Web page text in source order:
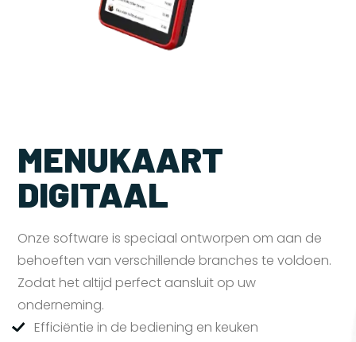
MENUKAART
DIGITAAL
Onze software is speciaal ontworpen om aan de
behoeften van verschillende branches te voldoen.
Zodat het altijd perfect aansluit op uw
onderneming.
Efficiëntie in de bediening en keuken